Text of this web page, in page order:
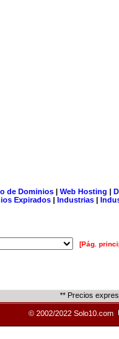
de Dominios| Web Hosting |
Expirados | Industrias |
[Pág.
** Precios
© 2002/2022 Solo10.com